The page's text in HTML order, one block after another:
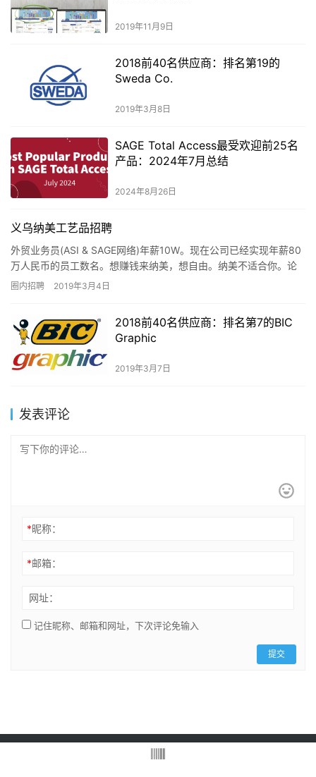
2019年11月9日
2018前40名供应商：排名第19的
Sweda Co.
2019年3月8日
SAGE Total Access最受欢迎前25名
产品：2024年7月总结
2024年8月26日
义乌纳美工艺品招聘
外贸业务员(ASI & SAGE网络)年薪10W。现在公司已经实现年薪80
万人民币的员工数名。想赚钱来纳美，想自由。纳美不适合你。论
公司办公气氛，纳美问鼎榜首。论公司制度，纳美当属最严。论淘
圈内招聘 2019年3月4日
2018前40名供应商：排名第7的BIC
Graphic
2019年3月7日
发表评论
*昵称：
*邮箱：
网址：
记住昵称、邮箱和网址，下次评论免输入
提交